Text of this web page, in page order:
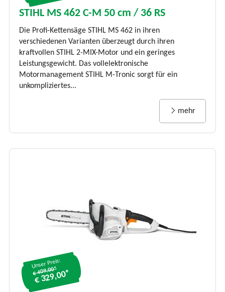
STIHL MS 462 C-M 50 cm / 36 RS
Die Profi-Kettensäge STIHL MS 462 in ihren
verschiedenen Varianten überzeugt durch ihren
kraftvollen STIHL 2-MIX-Motor und ein geringes
Leistungsgewicht. Das vollelektronische
Motormanagement STIHL M-Tronic sorgt für ein
unkompliziertes...
mehr
Unser Preis:
€ 409.00*
€ 329,00*